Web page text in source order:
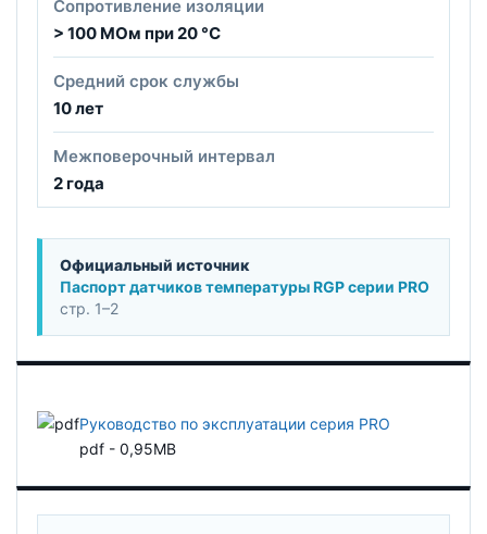
Сопротивление изоляции
> 100 МОм при 20 °C
Средний срок службы
10 лет
Межповерочный интервал
2 года
Официальный источник
Паспорт датчиков температуры RGP серии PRO
стр. 1–2
Руководство по эксплуатации серия PRO
pdf - 0,95MB